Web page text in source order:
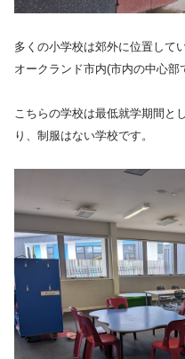
多くの小学校は郊外に位置して
オークランド市内(市内の中心部
こちらの学校は最低就学期間と
り、制服はない学校です。